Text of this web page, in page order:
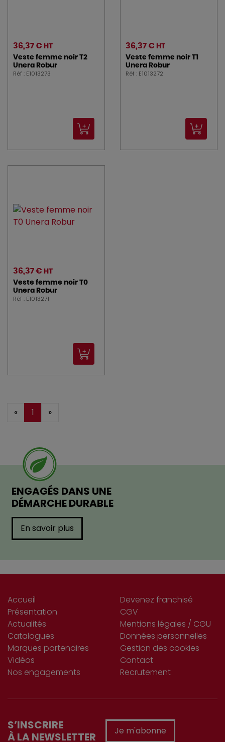
36,37 € HT
Veste femme noir T2
Unera Robur
Réf : E1013273
36,37 € HT
Veste femme noir T1
Unera Robur
Réf : E1013272
36,37 € HT
Veste femme noir T0
Unera Robur
Réf : E1013271
« 1 »
ENGAGÉS DANS UNE
DÉMARCHE DURABLE
En savoir plus
Accueil
Présentation
Actualités
Catalogues
Marques partenaires
Vidéos
Nos engagements
Devenez franchisé
CGV
Mentions légales / CGU
Données personnelles
Gestion des cookies
Contact
Recrutement
S’INSCRIRE
À LA NEWSLETTER
Je m'abonne